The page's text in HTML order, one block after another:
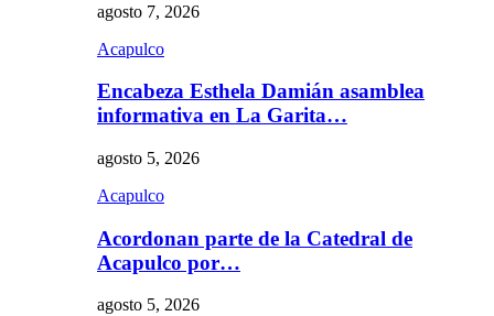
agosto 7, 2026
Acapulco
Encabeza Esthela Damián asamblea
informativa en La Garita…
agosto 5, 2026
Acapulco
Acordonan parte de la Catedral de
Acapulco por…
agosto 5, 2026